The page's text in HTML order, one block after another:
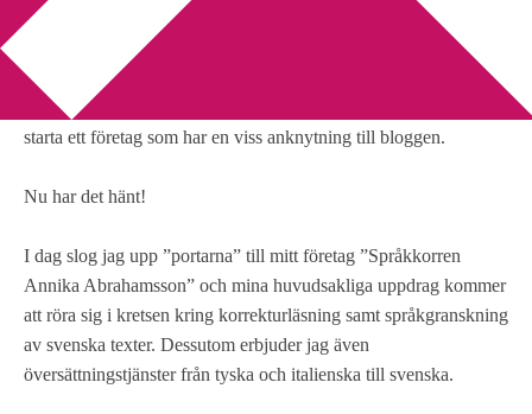
Företaget är härmed startat
byAnnika
Ni har knappast undgått det faktum att jag har varit på väg att
starta ett företag som har en viss anknytning till bloggen.
Nu har det hänt!
I dag slog jag upp ”portarna” till mitt företag ”Språkkorren
Annika Abrahamsson” och mina huvudsakliga uppdrag kommer
att röra sig i kretsen kring korrekturläsning samt språkgranskning
av svenska texter. Dessutom erbjuder jag även
översättningstjänster från tyska och italienska till svenska.